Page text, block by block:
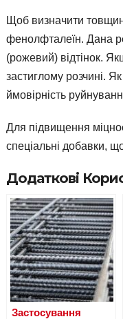
Щоб визначити
фенолфталеїн. Дана
(рожевий) відтінок.
застиглому розчині.
ймовірність
Для підвищення
спеціальні добавки,
Додаткові
Застосування